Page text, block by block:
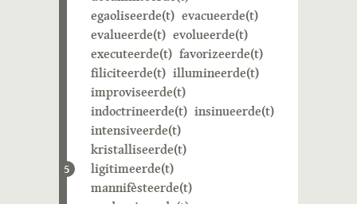
5
egaoliseerde(t) evacueerde(t)
evalueerde(t) evolueerde(t)
executeerde(t) favorizeerde(t)
filiciteerde(t) illumineerde(t)
improviseerde(t)
indoctrineerde(t) insinueerde(t)
intensiveerde(t)
kristalliseerde(t)
ligitimeerde(t)
mannifèsteerde(t)